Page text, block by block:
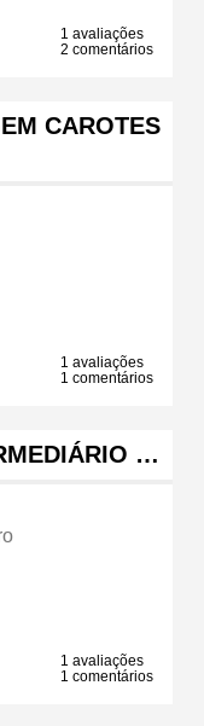
1 avaliações
2 comentários
CAROTES
1 avaliações
1 comentários
…
1 avaliações
1 comentários